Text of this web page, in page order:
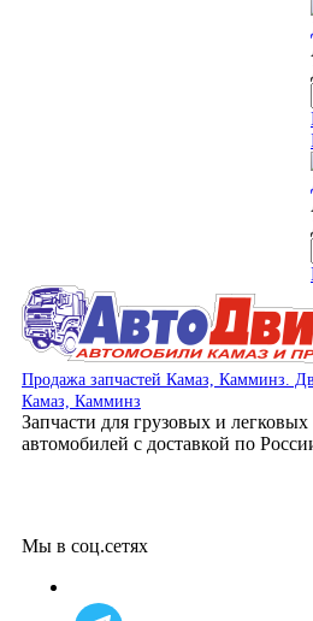
Продажа запчастей Камаз, Камминз.
Камаз, Камминз
Запчасти для грузовых и легковых
автомобилей с доставкой по
Мы в соц.сетях